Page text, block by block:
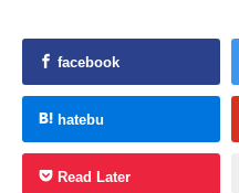
facebook
hatebu
Read Later